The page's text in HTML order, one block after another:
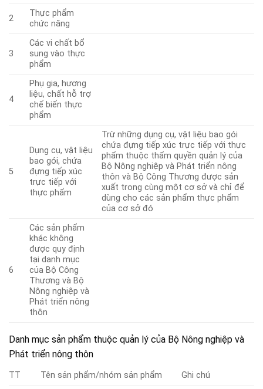
2
Thực phẩm
chức năng
3
Các vi chất bổ
sung vào thực
phẩm
4
Phụ gia, hương
liệu, chất hỗ trợ
chế biến thực
phẩm
5
Dụng cụ, vật liệu
bao gói, chứa
đựng tiếp xúc
trực tiếp với
thực phẩm
Trừ những dụng cụ, vật liệu bao gói
chứa đựng tiếp xúc trực tiếp với thực
phẩm thuộc thẩm quyền quản lý của
Bộ Nông nghiệp và Phát triển nông
thôn và Bộ Công Thương được sản
xuất trong cùng một cơ sở và chỉ để
dùng cho các sản phẩm thực phẩm
của cơ sở đó
6
Các sản phẩm
khác không
được quy định
tại danh mục
của Bộ Công
Thương và Bộ
Nông nghiệp và
Phát triển nông
thôn
Danh mục sản phẩm thuộc quản lý của Bộ Nông nghiệp và
Phát triển nông thôn
TT Tên sản phẩm/nhóm sản phẩm
Ghi chú